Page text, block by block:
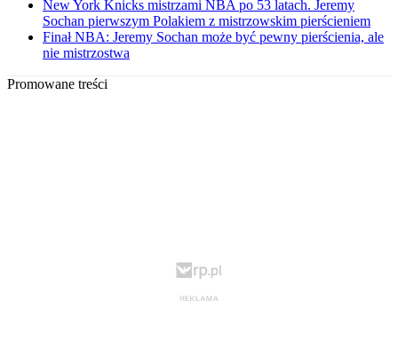
New York Knicks mistrzami NBA po 53 latach. Jeremy
Sochan pierwszym Polakiem z mistrzowskim pierścieniem
Finał NBA: Jeremy Sochan może być pewny pierścienia, ale
nie mistrzostwa
Promowane treści